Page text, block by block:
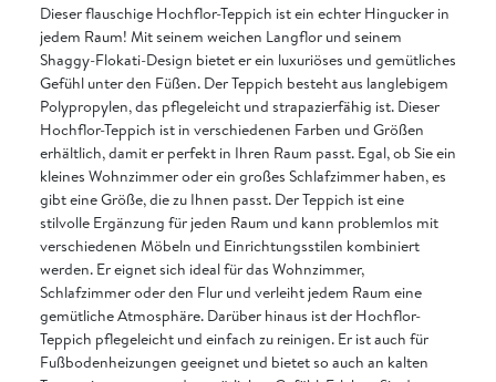
Dieser flauschige Hochflor-Teppich ist ein echter Hingucker in
jedem Raum! Mit seinem weichen Langflor und seinem
Shaggy-Flokati-Design bietet er ein luxuriöses und gemütliches
Gefühl unter den Füßen. Der Teppich besteht aus langlebigem
Polypropylen, das pflegeleicht und strapazierfähig ist. Dieser
Hochflor-Teppich ist in verschiedenen Farben und Größen
erhältlich, damit er perfekt in Ihren Raum passt. Egal, ob Sie ein
kleines Wohnzimmer oder ein großes Schlafzimmer haben, es
gibt eine Größe, die zu Ihnen passt. Der Teppich ist eine
stilvolle Ergänzung für jeden Raum und kann problemlos mit
verschiedenen Möbeln und Einrichtungsstilen kombiniert
werden. Er eignet sich ideal für das Wohnzimmer,
Schlafzimmer oder den Flur und verleiht jedem Raum eine
gemütliche Atmosphäre. Darüber hinaus ist der Hochflor-
Teppich pflegeleicht und einfach zu reinigen. Er ist auch für
Fußbodenheizungen geeignet und bietet so auch an kalten